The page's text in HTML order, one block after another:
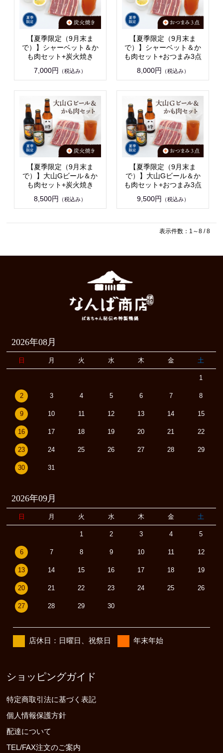
【夏季限定（9月末ま
で）】シャーベット＆か
も肉セット+炭火焼き
7,000円
（税込み）
【夏季限定（9月末ま
で）】シャーベット＆か
も肉セット+おつまみ3点
8,000円
（税込み）
【夏季限定（9月末ま
で）】大山Gビール＆か
も肉セット+炭火焼き
8,500円
（税込み）
【夏季限定（9月末ま
で）】大山Gビール＆か
も肉セット+おつまみ3点
9,500円
（税込み）
表示件数：1～8 / 8
2026年08月
日 月 火 水 木 金 土
1
2 3 4 5 6 7 8
9 10 11 12 13 14 15
16 17 18 19 20 21 22
23 24 25 26 27 28 29
30 31
2026年09月
日 月 火 水 木 金 土
1 2 3 4 5
6 7 8 9 10 11 12
13 14 15 16 17 18 19
20 21 22 23 24 25 26
27 28 29 30
店休日：日曜日、祝祭日 年末年始
ショッピングガイド
特定商取引法に基づく表記
個人情報保護方針
配達について
TEL/FAX注文のご案内